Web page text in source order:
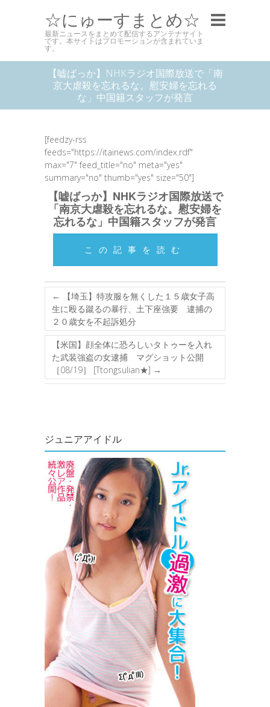
☆にゅーすまとめ☆
最新ニュースをまとめて配信するアンテナサイト
です。本サイトはプロモーションが含まれていま
す。
【嘘ばっか】NHKラジオ国際放送で「南
京大虐殺を忘れるな。慰安婦を忘れる
な」中国籍スタッフが発言
[feedzy-rss
feeds="https://itainews.com/index.rdf"
max="7" feed_title="no" meta="yes"
summary="no" thumb="yes" size="50"]
【嘘ばっか】NHKラジオ国際放送で
「南京大虐殺を忘れるな。慰安婦を
忘れるな」中国籍スタッフが発言
この記事を読む
←
【埼玉】特攻服を無くした１５歳女子高
生に殴る蹴るの暴行、土下座強要 逮捕の
２０歳女を不起訴処分
【米国】顔全体に恐ろしいタトゥーを入れ
た武装強盗の女逮捕 マグショット公開
［08/19］ [Ttongsulian★] →
ジュニアアイドル